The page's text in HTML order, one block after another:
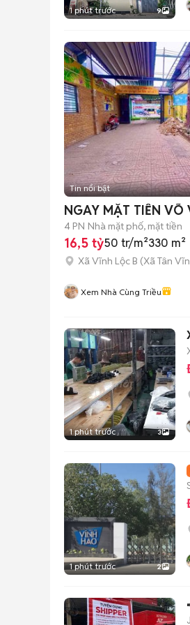
1 phút trước 9
Tin nổi bật
NGAY MẶT TIỀN
4 PN Nhà mặt phố, mặt tiền
16,5 tỷ50 tr/m²330 m²
Xã Vĩnh Lộc B (Xã Tân
Xem Nhà Cùng Triều
1 phút trước 3
1 phút trước 2